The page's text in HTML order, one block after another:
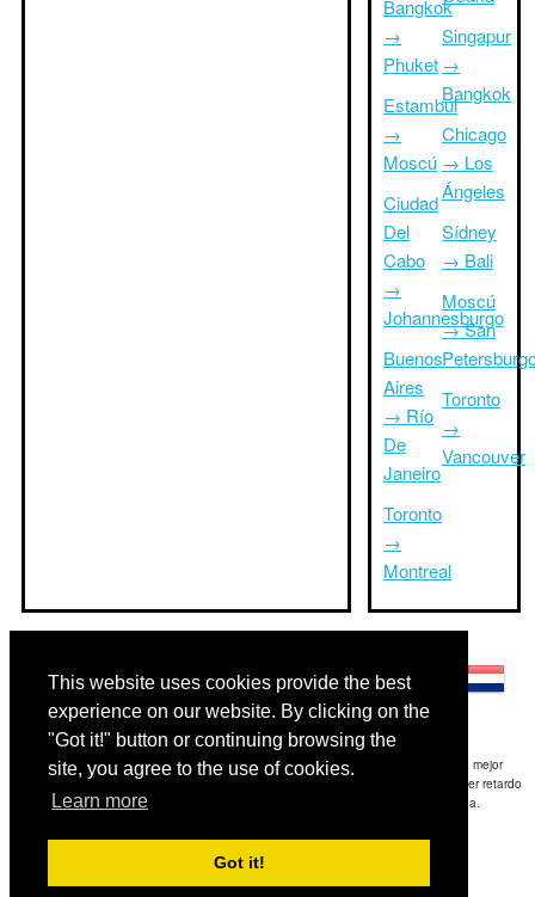
This website uses cookies provide the best
experience on our website. By clicking on the
"Got it!" button or continuing browsing the
site, you agree to the use of cookies.
Learn more
Got it!
Bangkok
→
Phuket
Estambul
→
Moscú
Ciudad
Del
Cabo
→
Johannesburgo
Buenos
Aires
→ Río
De
Janeiro
Toronto
→
Montreal
Singapur
→
Bangkok
Chicago
→ Los
Ángeles
Sídney
→ Bali
Moscú
→ San
Toronto
→
Vancouver
Exención de responsabilidad: La información mostrada en este sitio es nuestra mejor
estimación y sólo para su referencia.TripTimeTo.com no es responsable de cualquier retardo
de ida y / o consiguientes daños resultaron de la información proporcionada.
Copyright 2015-2026
Contact Usfor feedback.